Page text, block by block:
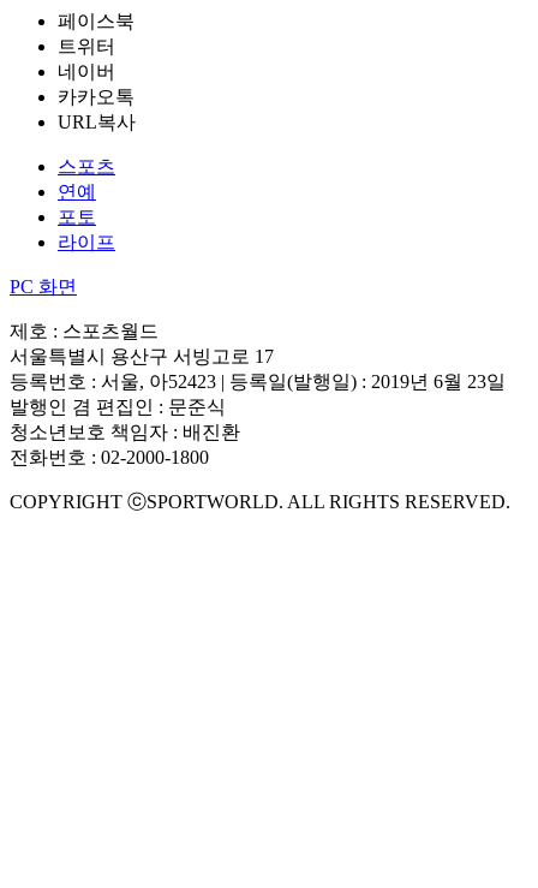
페이스북
트위터
네이버
카카오톡
URL복사
스포츠
연예
포토
라이프
PC 화면
제호 : 스포츠월드
서울특별시 용산구 서빙고로 17
등록번호 : 서울, 아52423 | 등록일(발행일) : 2019년 6월 23일
발행인 겸 편집인 : 문준식
청소년보호 책임자 : 배진환
전화번호 : 02-2000-1800
COPYRIGHT ⓒSPORTWORLD. ALL RIGHTS RESERVED.